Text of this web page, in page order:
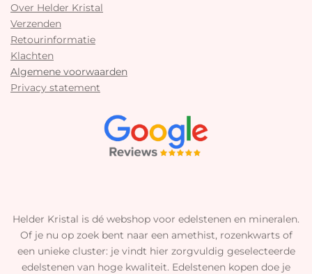
Over Helder Kristal
Verzenden
Retourinformatie
Klachten
Algemene voorwaarden
Privacy statement
Helder Kristal is dé webshop voor edelstenen en mineralen.
Of je nu op zoek bent naar een amethist, rozenkwarts of
een unieke cluster: je vindt hier zorgvuldig geselecteerde
edelstenen van hoge kwaliteit. Edelstenen kopen doe je